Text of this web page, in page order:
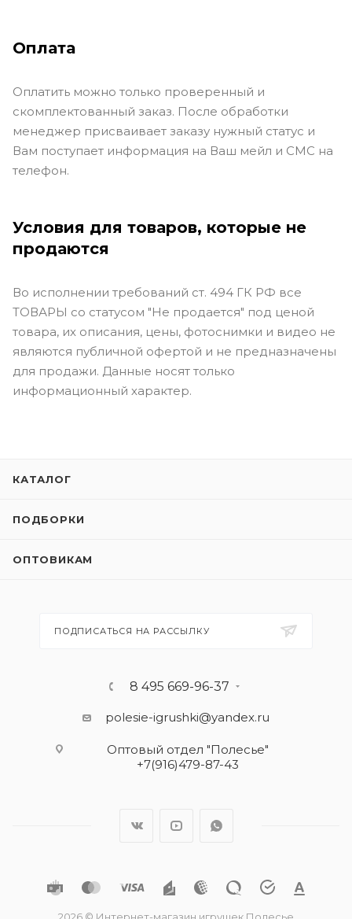
Оплата
Оплатить можно только проверенный и
скомплектованный заказ. После обработки
менеджер присваивает заказу нужный статус и
Вам поступает информация на Ваш мейл и СМС на
телефон.
Условия для товаров, которые не
продаются
Во исполнении требований ст. 494 ГК РФ все
ТОВАРЫ со статусом "Не продается" под ценой
товара, их описания, цены, фотоснимки и видео не
являются публичной офертой и не предназначены
для продажи. Данные носят только
информационный характер.
КАТАЛОГ
ПОДБОРКИ
ОПТОВИКАМ
ПОДПИСАТЬСЯ НА РАССЫЛКУ
8 495 669-96-37
polesie-igrushki@yandex.ru
Оптовый отдел "Полесье"
+7(916)479-87-43